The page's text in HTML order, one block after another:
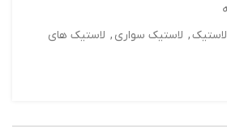
لاستیک, لاستیک سواری , لاستیک های